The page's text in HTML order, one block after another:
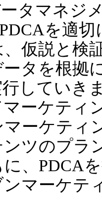
ータマネジ
を適
仮説と検
タを根拠
していき
ーケティ
マーケティ
ツのプラ
、PDCA
マーケテ